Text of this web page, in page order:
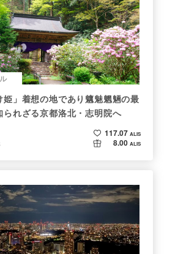
姫」着想の地であり魑魅魍魎の最
れざる京都洛北・志明院へ
117.07 ALIS
8.00 ALIS